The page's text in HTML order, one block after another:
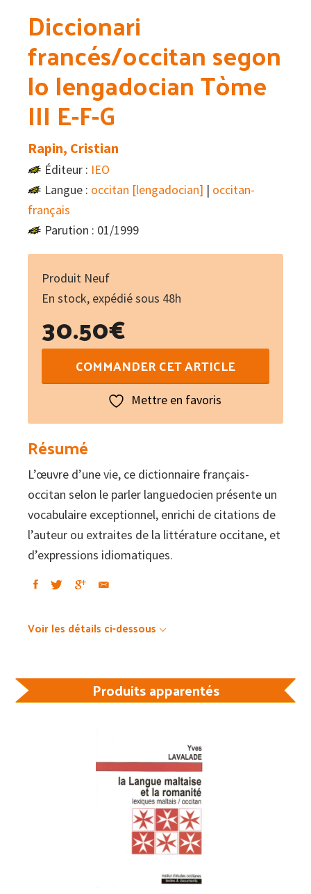
Diccionari
francés/occitan segon
lo lengadocian Tòme
III E-F-G
Rapin, Cristian
Éditeur : IEO
Langue : occitan [lengadocian] | occitan-
français
Parution : 01/1999
Produit Neuf
En stock, expédié sous 48h
30.50€
de
segon
lo
lengadocian
Tòme
III
E-
F-
COMMANDER CET ARTICLE
Mettre en favoris
Résumé
L’œuvre d’une vie, ce dictionnaire français-
occitan selon le parler languedocien présente un
vocabulaire exceptionnel, enrichi de citations de
l’auteur ou extraites de la littérature occitane, et
d’expressions idiomatiques.
Voir les détails ci-dessous
Produits apparentés